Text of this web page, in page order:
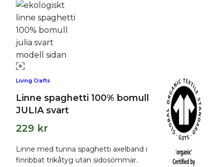
Living Crafts
Linne spaghetti 100% bomull
JULIA svart
229 kr
Linne med tunna spaghetti axelband i
finribbat trikåtyg utan sidosömmar.